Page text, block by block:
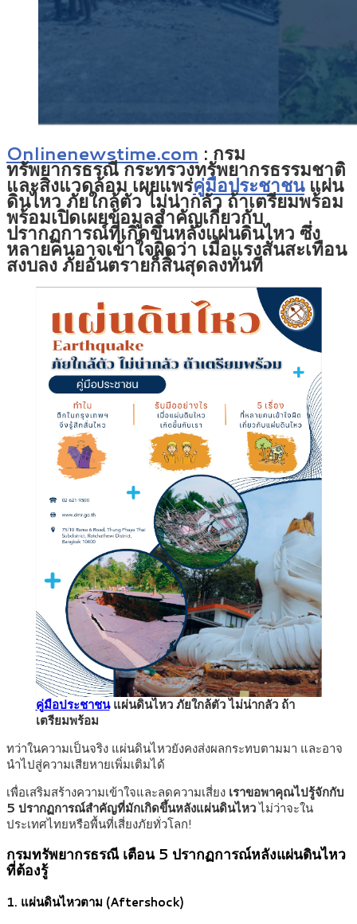
Onlinenewstime.com : กรม
ทรัพยากรธรณี กระทรวงทรัพยากรธรรมชาติ
และสิ่งแวดล้อม เผยแพร่คู่มือประชาชนแผ่น
ดินไหว ภัยใกล้ตัว ไม่น่ากลัว ถ้าเตรียมพร้อม
พร้อมเปิดเผยข้อมูลสำคัญเกี่ยวกับ
ปรากฏการณ์ที่เกิดขึ้นหลังแผ่นดินไหว ซึ่ง
หลายคนอาจเข้าใจผิดว่า เมื่อแรงสั่นสะเทือน
สงบลง ภัยอันตรายก็สิ้นสุดลงทันที
คู่มือประชาชน แผ่นดินไหว ภัยใกล้ตัว ไม่น่ากลัว ถ้า
เตรียมพร้อม
ทว่าในความเป็นจริง แผ่นดินไหวยังคงส่งผลกระทบตามมา และอาจ
นำไปสู่ความเสียหายเพิ่มเติมได้
เพื่อเสริมสร้างความเข้าใจและลดความเสี่ยง เราขอพาคุณไปรู้จักกับ
5 ปรากฏการณ์สำคัญที่มักเกิดขึ้นหลังแผ่นดินไหวไม่ว่าจะใน
ประเทศไทยหรือพื้นที่เสี่ยงภัยทั่วโลก!
กรมทรัพยากรธรณี เตือน 5 ปรากฏการณ์หลังแผ่นดินไหว
ที่ต้องรู้
1. แผ่นดินไหวตาม (Aftershock)